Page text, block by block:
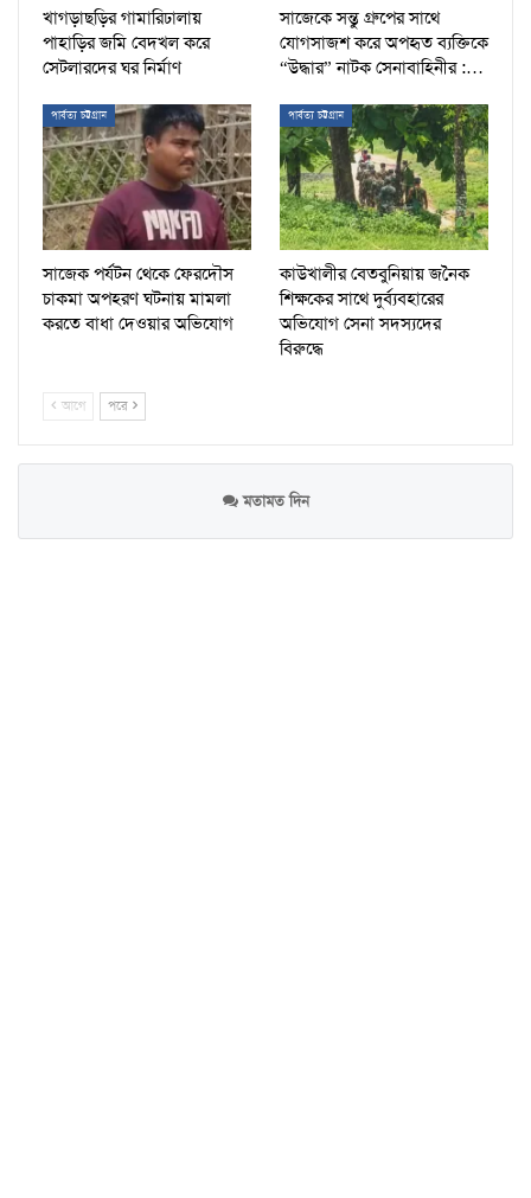
খাগড়াছড়ির গামারিঢালায়
পাহাড়ির জমি বেদখল করে
সেটলারদের ঘর নির্মাণ
সাজেকে সন্তু গ্রুপের সাথে
যোগসাজশ করে অপহৃত ব্যক্তিকে
“উদ্ধার” নাটক সেনাবাহিনীর :…
পার্বত্য চট্টগ্রাম
সাজেক পর্যটন থেকে ফেরদৌস
চাকমা অপহরণ ঘটনায় মামলা
করতে বাধা দেওয়ার অভিযোগ
পার্বত্য চট্টগ্রাম
কাউখালীর বেতবুনিয়ায় জনৈক
শিক্ষকের সাথে দুর্ব্যবহারের
অভিযোগ সেনা সদস্যদের
বিরুদ্ধে
আগে পরে
মতামত দিন